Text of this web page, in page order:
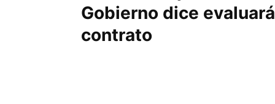
Gobierno dice
contrato